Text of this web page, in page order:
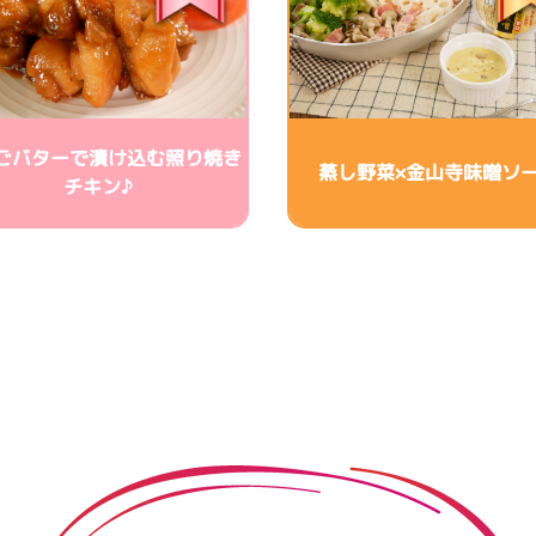
バターで漬け込む照り焼き
チキン♪
蒸し野菜×金山寺味噌ソ